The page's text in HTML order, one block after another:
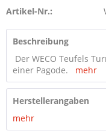
Artikel-Nr.:
Beschreibung
Der WECO Teufels
einer Pagode. mehr
Herstellerangaben
mehr